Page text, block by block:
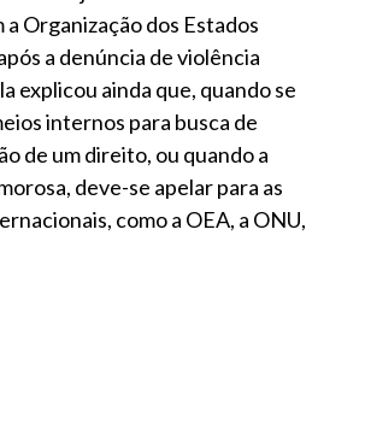
Organização dos Estados
a denúncia de violência
explicou ainda que, quando se
internos para busca de
de um direito, ou quando a
deve-se apelar para as
como a OEA, a ONU,